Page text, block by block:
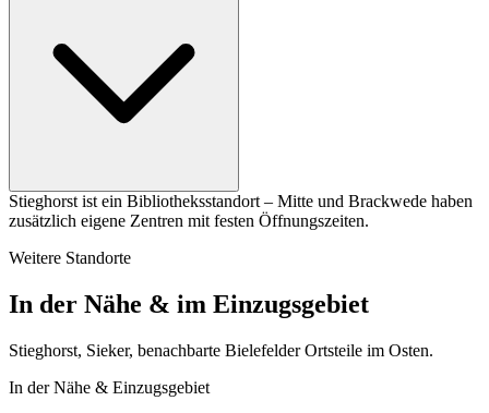
Stieghorst ist ein Bibliotheksstandort – Mitte und Brackwede haben
zusätzlich eigene Zentren mit festen Öffnungszeiten.
Weitere Standorte
In der Nähe & im Einzugsgebiet
Stieghorst, Sieker, benachbarte Bielefelder Ortsteile im Osten.
In der Nähe & Einzugsgebiet